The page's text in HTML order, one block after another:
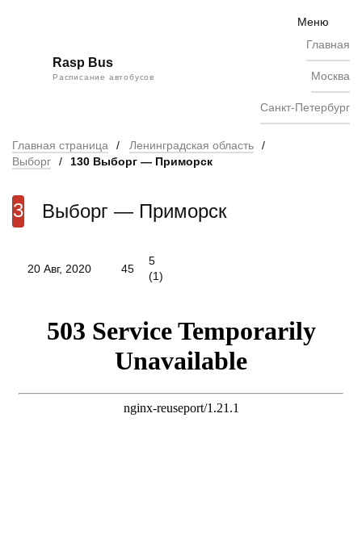
Rasp Bus
Расписание автобусов
Меню
Главная
Москва
Санкт-Петербург
Главная страница / Ленинградская область
/
Выборг
/ 130 Выборг — Приморск
130 Выборг — Приморск
20 Авг, 2020 45
5
(1)